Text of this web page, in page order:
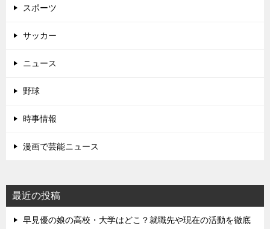
スポーツ
サッカー
ニュース
野球
時事情報
漫画で芸能ニュース
最近の投稿
早見優の娘の高校・大学はどこ？就職先や現在の活動を徹底